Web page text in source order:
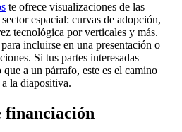
te ofrece visualizaciones de las
espacial: curvas de adopción,
tecnológica por verticales y más.
incluirse en una presentación o
Si tus partes interesadas
a un párrafo, este es el camino
la diapositiva.
financiación